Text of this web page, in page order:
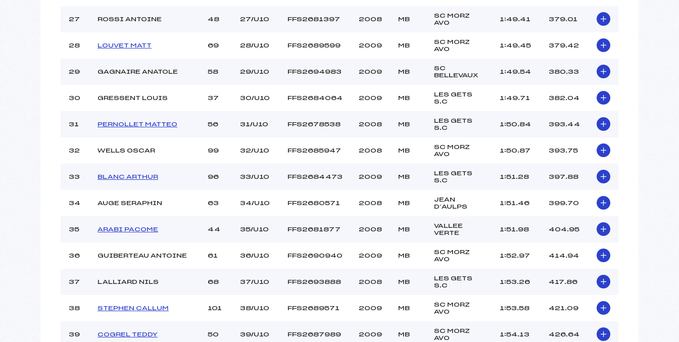
27 ROSSI ANTOINE 48 27/U10 FFS2681397 2008 MB
SC MORZ
AVO
1:49.41 379.01
28 LOUVET MATT 69 28/U10 FFS2689599 2009 MB
SC MORZ
AVO
1:49.45 379.42
29 GAGNAIRE ANATOLE 58 29/U10 FFS2694983 2009 MB
SC
BELLEVAUX
1:49.54 380.33
30 GRESSENT LOUIS 37 30/U10 FFS2684064 2009 MB
LES GETS
S.C
1:49.71 382.04
31 PERNOLLET MATTEO 56 31/U10 FFS2678538 2008 MB
LES GETS
S.C
1:50.84 393.44
32 WELLS OSCAR 99 32/U10 FFS2685947 2008 MB
SC MORZ
AVO
1:50.87 393.75
33 BLANC ARTHUR 96 33/U10 FFS2684473 2009 MB
LES GETS
S.C
1:51.28 397.88
34 AUGE SERAPHIN 63 34/U10 FFS2680571 2008 MB
JEAN
D’AULPS
1:51.46 399.70
35 ARABI PACOME 44 35/U10 FFS2681877 2008 MB
VALLEE
VERTE
1:51.98 404.95
36 GUIBERTEAU ANTOINE 61 36/U10 FFS2690940 2009 MB
SC MORZ
AVO
1:52.97 414.94
37 LALLIARD NILS 68 37/U10 FFS2693888 2008 MB
LES GETS
S.C
1:53.26 417.86
38 STEPHEN CALLUM 101 38/U10 FFS2689571 2009 MB
SC MORZ
AVO
1:53.58 421.09
39 COGREL TEDDY 50 39/U10 FFS2687989 2009 MB
SC MORZ
AVO
1:54.13 426.64